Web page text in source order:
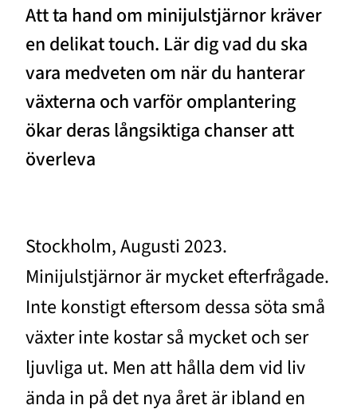
Att ta hand om minijulstjärnor kräver
en delikat touch. Lär dig vad du ska
vara medveten om när du hanterar
växterna och varför omplantering
ökar deras långsiktiga chanser att
överleva
Stockholm, Augusti 2023.
Minijulstjärnor är mycket efterfrågade.
Inte konstigt eftersom dessa söta små
växter inte kostar så mycket och ser
ljuvliga ut. Men att hålla dem vid liv
ända in på det nya året är ibland en